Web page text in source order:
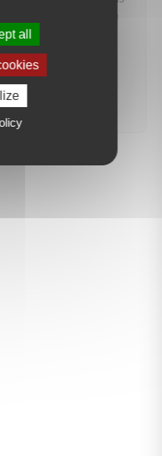
correspondant à votre
en ligne.
all